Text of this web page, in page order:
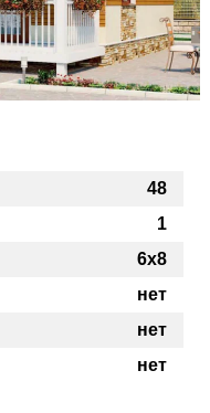
48
1
6х8
нет
нет
нет